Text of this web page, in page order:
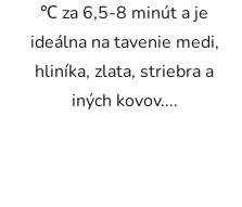
℃ za 6,5-8 minút a je
ideálna na tavenie medi,
hliníka, zlata, striebra a
iných kovov....